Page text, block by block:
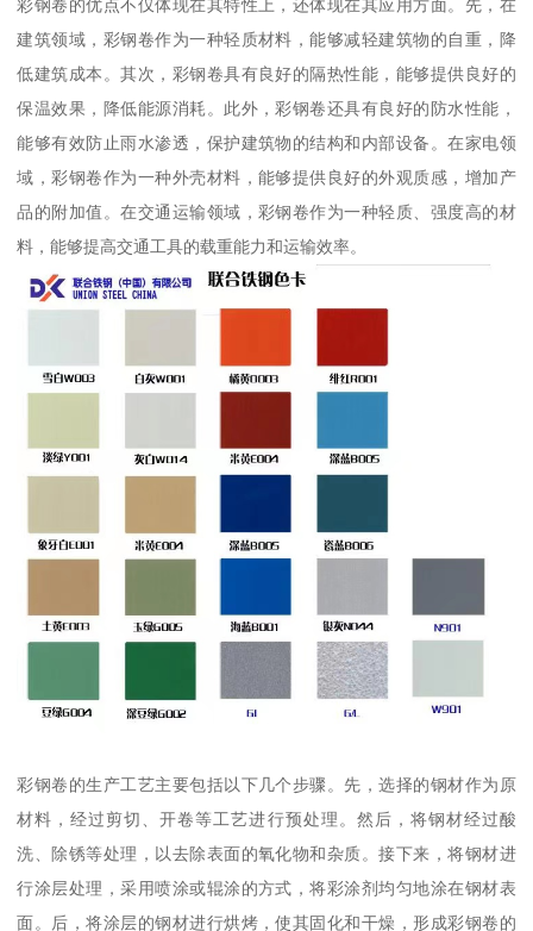
彩钢卷的优点不仅体现在其特性上，还体现在其应用方面。先，在
建筑领域，彩钢卷作为一种轻质材料，能够减轻建筑物的自重，降
低建筑成本。其次，彩钢卷具有良好的隔热性能，能够提供良好的
保温效果，降低能源消耗。此外，彩钢卷还具有良好的防水性能，
能够有效防止雨水渗透，保护建筑物的结构和内部设备。在家电领
域，彩钢卷作为一种外壳材料，能够提供良好的外观质感，增加产
品的附加值。在交通运输领域，彩钢卷作为一种轻质、强度高的材
料，能够提高交通工具的载重能力和运输效率。
彩钢卷的生产工艺主要包括以下几个步骤。先，选择的钢材作为原
材料，经过剪切、开卷等工艺进行预处理。然后，将钢材经过酸
洗、除锈等处理，以去除表面的氧化物和杂质。接下来，将钢材进
行涂层处理，采用喷涂或辊涂的方式，将彩涂剂均匀地涂在钢材表
面。后，将涂层的钢材进行烘烤，使其固化和干燥，形成彩钢卷的